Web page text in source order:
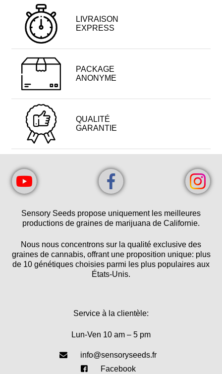
LIVRAISON
EXPRESS
PACKAGE
ANONYME
QUALITÉ
GARANTIE
Sensory Seeds propose uniquement les meilleures
productions de graines de marijuana de Californie.
Nous nous concentrons sur la qualité exclusive des
graines de cannabis, offrant une proposition unique: plus
de 10 génétiques choisies parmi les plus populaires aux
États-Unis.
Service à la clientèle:
Lun-Ven 10 am – 5 pm
info@sensoryseeds.fr
Facebook